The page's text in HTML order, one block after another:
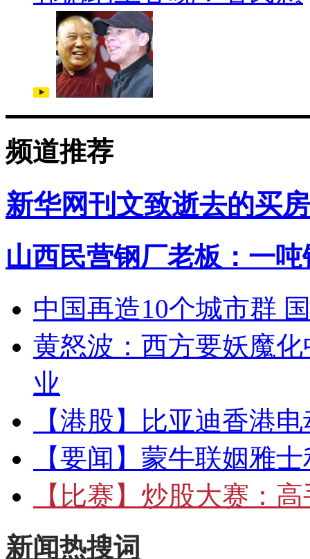
频道推荐
新华网刊文致逝去的买
山西民营钢厂老板：一
中国再造10个城市群
黄怒波：西方要妖魔
业
【港股】
比亚迪香港
【要闻】 蒙牛联姻雅
【比赛】 炒股大赛：高
新闻热搜词